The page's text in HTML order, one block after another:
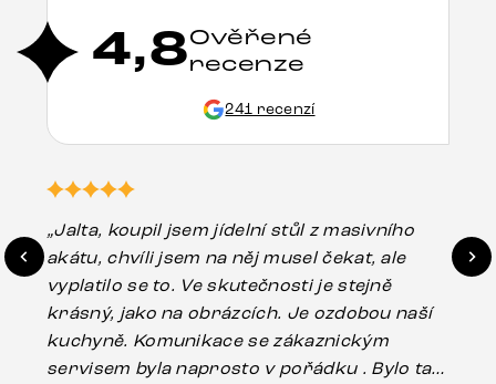
4,8Ověřené
recenze
241 recenzí
„Jalta, koupil jsem jídelní stůl z masivního
akátu, chvíli jsem na něj musel čekat, ale
vyplatilo se to. Ve skutečnosti je stejně
krásný, jako na obrázcích. Je ozdobou naší
kuchyně. Komunikace se zákaznickým
servisem byla naprosto v pořádku . Bylo tam